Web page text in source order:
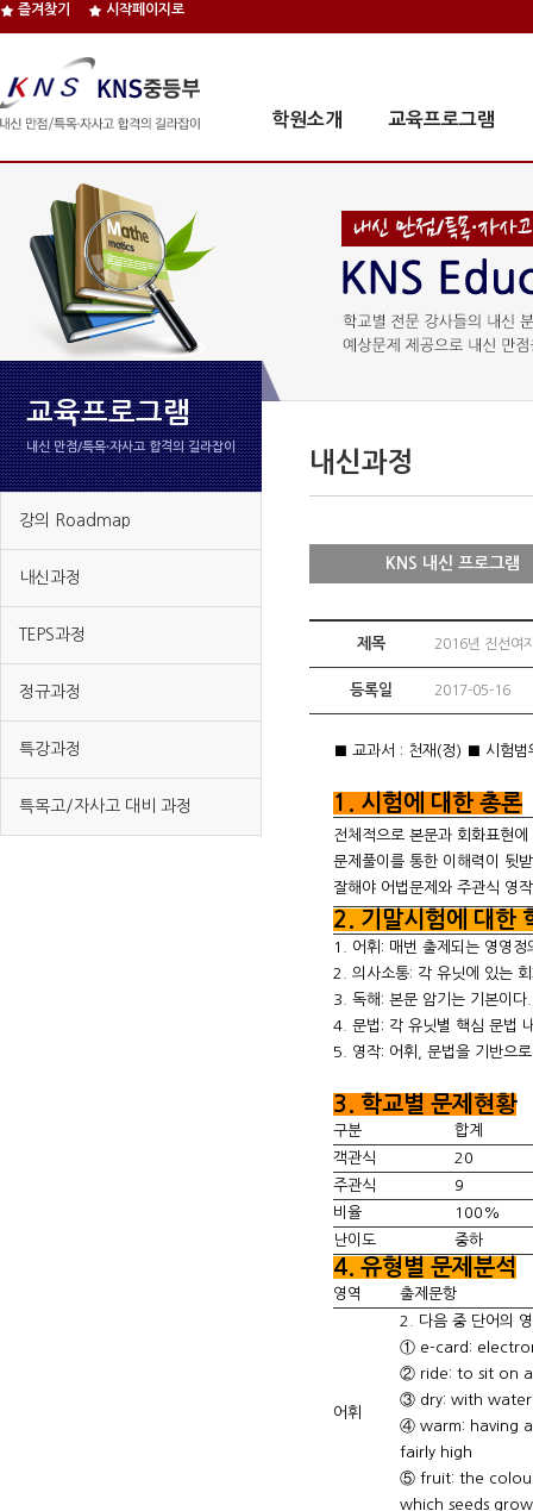
즐겨찾기 시작페이지로
학원소개 교육프로그램
교육프로그램
내신 만점/특목∙자사고 합격의 길라잡이
강의 Roadmap
내신과정
TEPS과정
정규과정
특강과정
특목고/자사고 대비 과정
내신과정
KNS 내신 프로그램
제목 2016년 진선여
등록일 2017-05-16
■ 교과서 : 천재(정) ■ 시험범
1. 시험에 대한 총론
전체적으로 본문과 회화표현
문제풀이를 통한 이해력이 뒷
잘해야 어법문제와 주관식 영
2. 기말시험에 대한
1. 어휘: 매번 출제되는 영영정
2. 의사소통: 각 유닛에 있는
3. 독해: 본문 암기는 기본이
4. 문법: 각 유닛별 핵심 문법
5. 영작: 어휘, 문법을 기반으
3. 학교별 문제현황
구분
합계
객관식
20
주관식
9
비율
100%
난이도
중하
4. 유형별 문제분석
영역 출제문항
어휘
2. 다음 중 단어의
① e-card:
② ride: to sit on a
③ dry: with water
④ warm: having
fairly high
⑤ fruit: the
which seeds